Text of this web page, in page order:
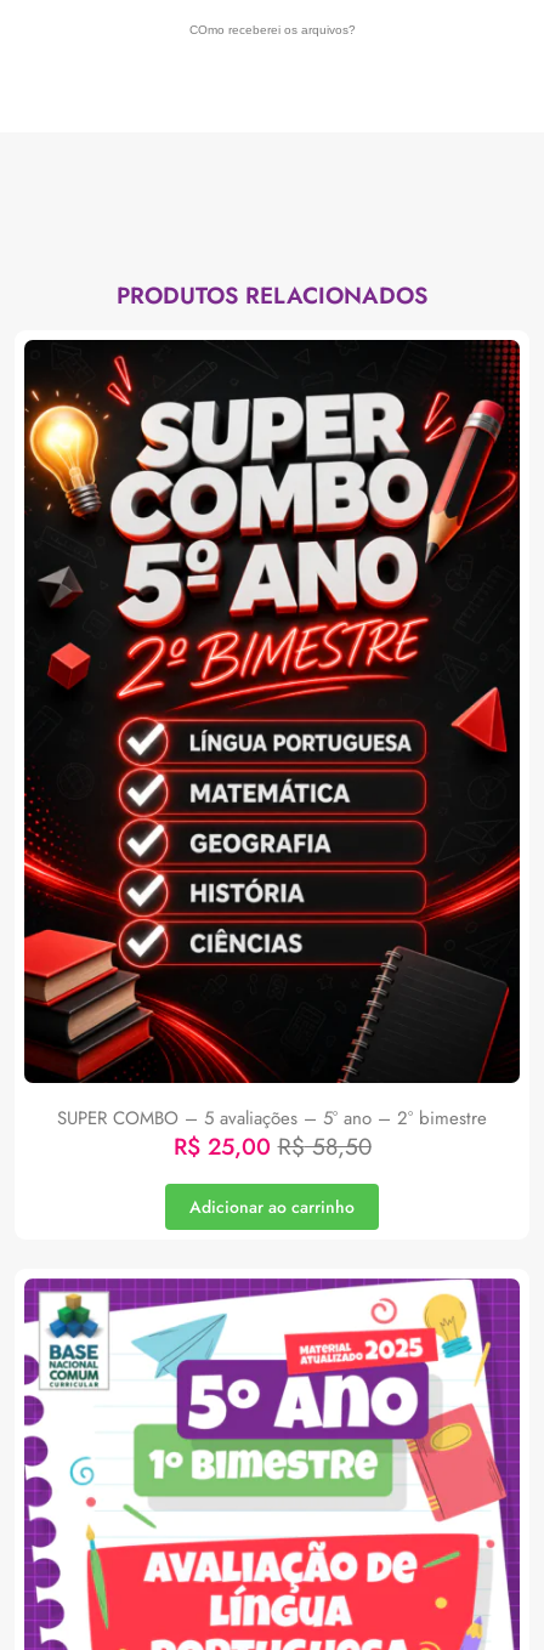
COmo receberei os arquivos?
PRODUTOS RELACIONADOS
SUPER COMBO – 5 avaliações – 5° ano – 2° bimestre
R$25,00 R$58,50
Adicionar ao carrinho